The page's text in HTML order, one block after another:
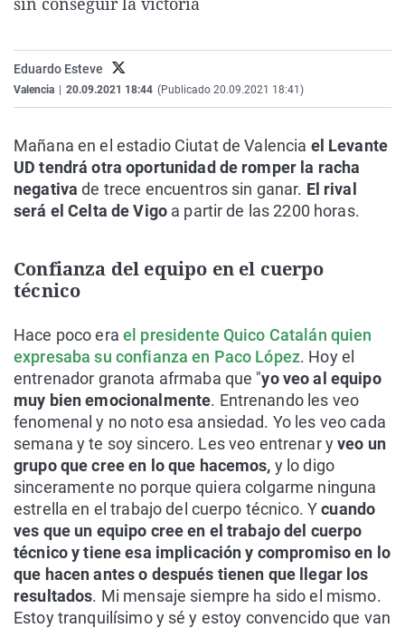
Gente viajera
Retornados
Operación Viuda
Galicia
Navarra
País Vasco
Televisión
Eduardo Esteve
Valencia 20.09.2021 18:44 (Publicado 20.09.2021 18:41)
Mañana en el estadio Ciutat de Valencia el Levante
UD tendrá otra oportunidad de romper la racha
negativa de trece encuentros sin ganar. El rival
será el Celta de Vigoa partir de las 2200 horas.
Confianza del equipo en el cuerpo
técnico
Hace poco era el presidente Quico Catalán quien
expresaba su confianza en Paco López. Hoy el
entrenador granota afrmaba que "yo veo al equipo
muy bien emocionalmente. Entrenando les veo
fenomenal y no noto esa ansiedad. Yo les veo cada
semana y te soy sincero. Les veo entrenar yveo un
grupo que cree en lo que hacemos, y lo digo
sinceramente no porque quiera colgarme ninguna
estrella en el trabajo del cuerpo técnico. Ycuando
ves que un equipo cree en el trabajo del cuerpo
técnico y tiene esa implicación y compromiso en lo
que hacen antes o después tienen que llegar los
resultados. Mi mensaje siempre ha sido el mismo.
Estoy tranquilísimo y sé y estoy convencido que van